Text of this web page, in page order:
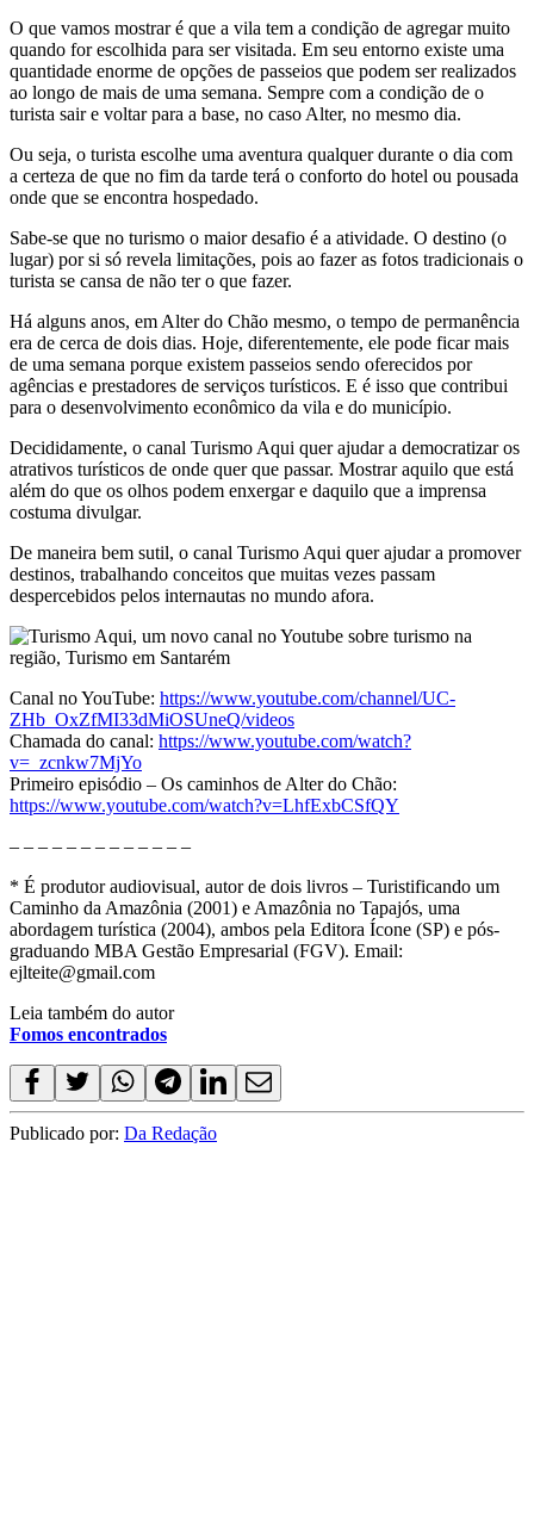
O que vamos mostrar é que a vila tem a condição de agregar muito
quando for escolhida para ser visitada. Em seu entorno existe uma
quantidade enorme de opções de passeios que podem ser realizados
ao longo de mais de uma semana. Sempre com a condição de o
turista sair e voltar para a base, no caso Alter, no mesmo dia.
Ou seja, o turista escolhe uma aventura qualquer durante o dia com
a certeza de que no fim da tarde terá o conforto do hotel ou pousada
onde que se encontra hospedado.
Sabe-se que no turismo o maior desafio é a atividade. O destino (o
lugar) por si só revela limitações, pois ao fazer as fotos tradicionais o
turista se cansa de não ter o que fazer.
Há alguns anos, em Alter do Chão mesmo, o tempo de permanência
era de cerca de dois dias. Hoje, diferentemente, ele pode ficar mais
de uma semana porque existem passeios sendo oferecidos por
agências e prestadores de serviços turísticos. E é isso que contribui
para o desenvolvimento econômico da vila e do município.
Decididamente, o canal Turismo Aqui quer ajudar a democratizar os
atrativos turísticos de onde quer que passar. Mostrar aquilo que está
além do que os olhos podem enxergar e daquilo que a imprensa
costuma divulgar.
De maneira bem sutil, o canal Turismo Aqui quer ajudar a promover
destinos, trabalhando conceitos que muitas vezes passam
despercebidos pelos internautas no mundo afora.
Canal no YouTube: https://www.youtube.com/channel/UC-
ZHb_OxZfMI33dMiOSUneQ/videos
Chamada do canal: https://www.youtube.com/watch?
v=_zcnkw7MjYo
Primeiro episódio – Os caminhos de Alter do Chão:
https://www.youtube.com/watch?v=LhfExbCSfQY
– – – – – – – – – – – – –
* É produtor audiovisual, autor de dois livros – Turistificando um
Caminho da Amazônia (2001) e Amazônia no Tapajós, uma
abordagem turística (2004), ambos pela Editora Ícone (SP) e pós-
graduando MBA Gestão Empresarial (FGV). Email:
ejlteite@gmail.com
Leia também do autor
Fomos encontrados
Publicado por: Da Redação